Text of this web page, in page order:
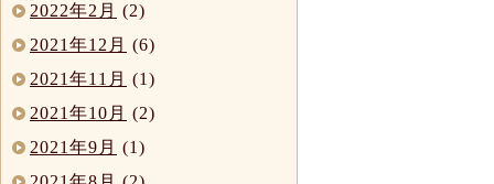
2022年2月 (2)
2021年12月 (6)
2021年11月 (1)
2021年10月 (2)
2021年9月 (1)